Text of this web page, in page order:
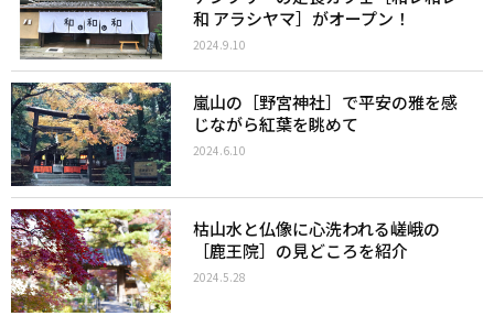
和 アラシヤマ］がオープン！
2024.9.10
嵐山の［野宮神社］で平安の雅を感
じながら紅葉を眺めて
2024.6.10
枯山水と仏像に心洗われる嵯峨の
［鹿王院］の見どころを紹介
2024.5.28